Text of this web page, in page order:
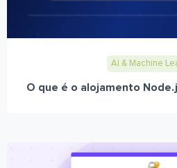
AI & Machine
O que é o alojamento